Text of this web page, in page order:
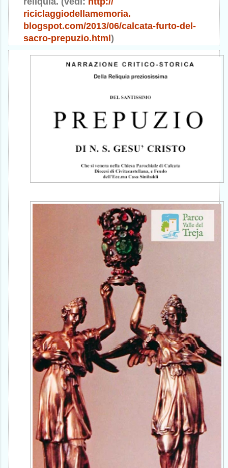
riciclaggiodellamemoria.
blogspot.com/2013/06/calcata-furto-del-
sacro-prepuzio.html)